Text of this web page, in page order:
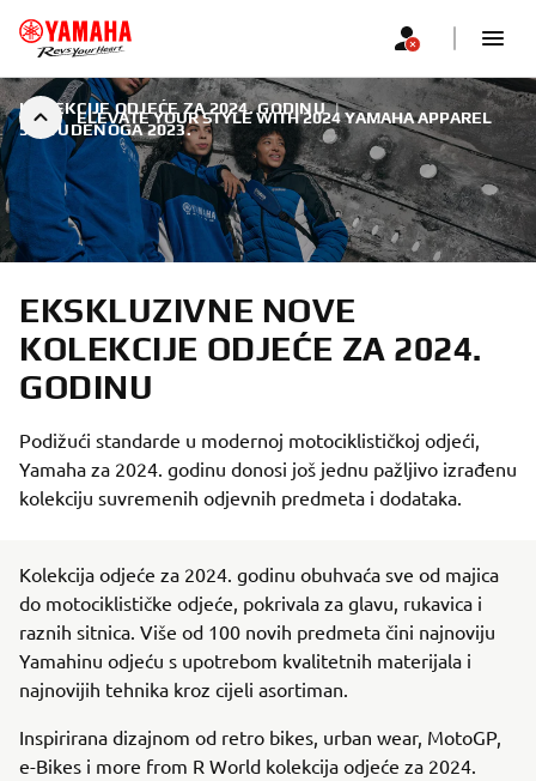
ELEVATE YOUR STYLE WITH 2024 YAMAHA APPAREL
KOLEKCIJE ODJEĆE ZA 2024. GODINU |
5. STUDENOGA 2023.
EKSKLUZIVNE NOVE
KOLEKCIJE ODJEĆE ZA 2024.
GODINU
Podižući standarde u modernoj motociklističkoj odjeći,
Yamaha za 2024. godinu donosi još jednu pažljivo izrađenu
kolekciju suvremenih odjevnih predmeta i dodataka.
Kolekcija odjeće za 2024. godinu obuhvaća sve od majica
do motociklističke odjeće, pokrivala za glavu, rukavica i
raznih sitnica. Više od 100 novih predmeta čini najnoviju
Yamahinu odjeću s upotrebom kvalitetnih materijala i
najnovijih tehnika kroz cijeli asortiman.
Inspirirana dizajnom od retro bikes, urban wear, MotoGP,
e-Bikes i more from R World kolekcija odjeće za 2024.